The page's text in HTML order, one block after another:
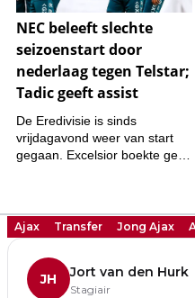
Ajax Transfer Jong Ajax
JH Jort van den Hurk
Stagiair